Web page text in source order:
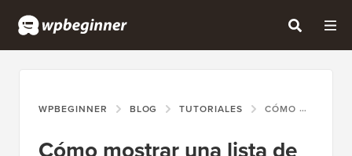
WPBEGINNER BLOG TUTORIALES CÓMO MOSTRAR UNA LISTA DE AUTORES DE BLOGS EN WORDPRESS (2 MANERAS FÁCILES)